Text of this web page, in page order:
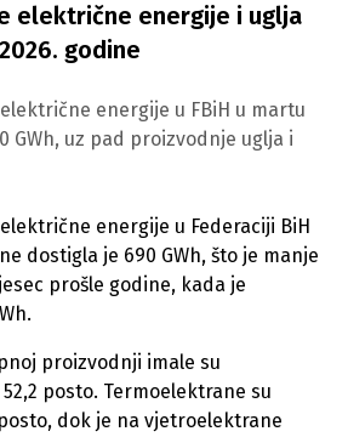
električne energije i uglja
godine
energije u FBiH u martu
GWh, uz pad proizvodnje uglja i
energije u Federaciji BiH
dostigla je 690 GWh, što je manje
prošle godine, kada je
proizvodnji imale su
posto. Termoelektrane su
dok je na vjetroelektrane